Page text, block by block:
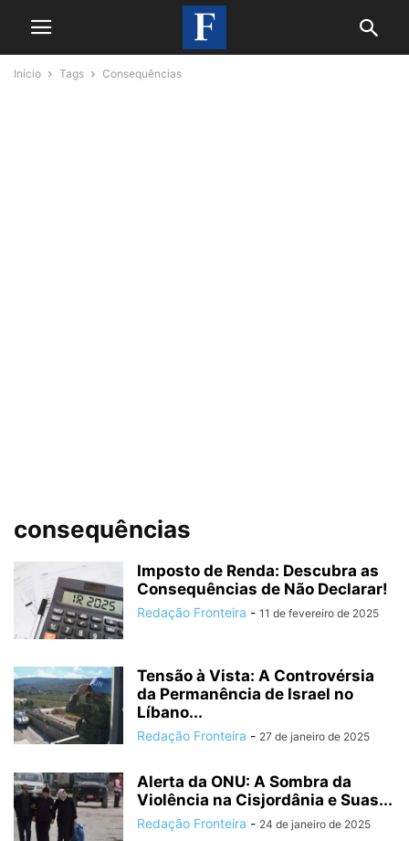
Início Tags Consequências
consequências
Imposto de Renda: Descubra as
Consequências de Não Declarar!
Redação Fronteira - 11 de fevereiro de 2025
Tensão à Vista: A Controvérsia
da Permanência de Israel no
Líbano...
Redação Fronteira - 27 de janeiro de 2025
Alerta da ONU: A Sombra da
Violência na Cisjordânia e Suas...
Redação Fronteira - 24 de janeiro de 2025